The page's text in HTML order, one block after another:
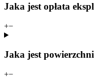
Jaka jest opłata
+−
Jaka jest
+−